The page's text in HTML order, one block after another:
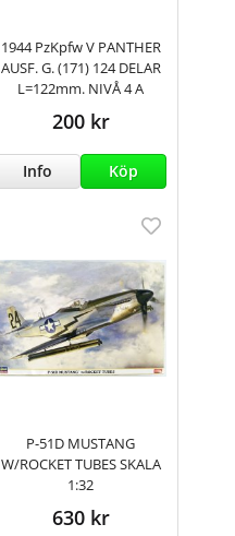
1944 PzKpfw V PANTHER
AUSF. G. (171) 124 DELAR
L=122mm. NIVÅ 4 A
200 kr
Info Köp
P-51D MUSTANG
W/ROCKET TUBES SKALA
1:32
630 kr